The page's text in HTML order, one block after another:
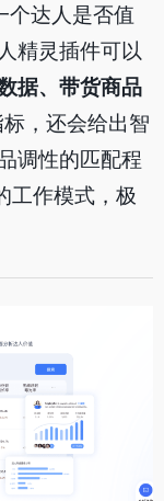
个达人是否值
精灵插件可以
据、带货商品
，还会给出智
调性的匹配程
工作模式，极